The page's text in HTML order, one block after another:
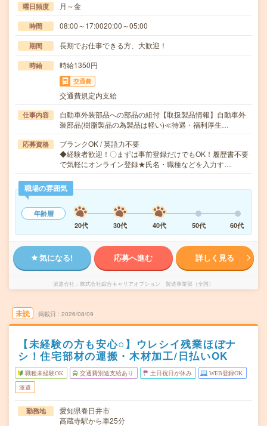
曜日頻度 月～金
時間 08:00～17:0020:00～05:00
期間 長期でお仕事できる方、大歓迎！
時給 時給1350円
交通費
交通費規定内支給
仕事内容
自動車外装部品への部品の組付【取扱製品情報】自動車外
装部品(樹脂製品の為製品は軽い)≪待遇・福利厚生…
応募資格
ブランクOK / 英語力不要
◆経験者歓迎！〇まずは事前登録だけでもOK！履歴書不要
で気軽にオンライン登録★氏名・職種などを入力す…
職場の雰囲気
年齢層
20代
30代 40代 50代 60代
気になる! 応募へ進む 詳しく見る
派遣会社 株式会社綜合キャリアオプション 製造事業部（全国）
未読 掲載日 2026/08/09
【未経験の方も安心○】ウレシイ残業ほぼナ
シ！住宅部材の運搬・木材加工/日払いOK
職種未経験OK 交通費別途支給あり 土日祝日が休み WEB登録OK
派遣
勤務地
愛知県春日井市
高蔵寺駅から車25分